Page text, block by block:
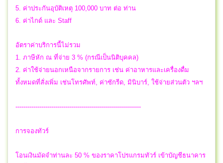
5. ค่าประกันอุบัติเหตุ 100,000 บาท ต่อ ท่าน
6. ค่าไกด์ และ Staff
อัตราค่าบริการนี้ไม่รวม
1. ภาษีหัก ณ ที่จ่าย 3 % (กรณีเป็นนิติบุคคล)
2. ค่าใช้จ่ายนอกเหนือจากรายการ เช่น ค่าอาหารและเครื่องดื่ม
ทั้งหมดที่สั่งเพิ่ม เช่นโทรศัพท์, ค่าซักรีด, มินิบาร์, ใช้จ่ายส่วนตัว ฯลฯ
---------------------------------------------------------------
การจองทัวร์
โอนเงินมัดจำท่านละ 50 % ของราคาโปรแกรมทัวร์ เข้าบัญชีธนาคาร